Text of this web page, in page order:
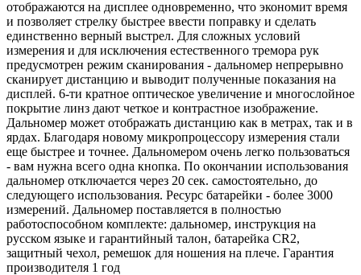
отображаются на дисплее одновременно, что экономит время
и позволяет стрелку быстрее ввести поправку и сделать
единственно верный выстрел. Для сложных условий
измерения и для исключения естественного тремора рук
предусмотрен режим сканирования - дальномер непрерывно
сканирует дистанцию и выводит полученные показания на
дисплей. 6-ти кратное оптическое увеличение и многослойное
покрытие линз дают четкое и контрастное изображение.
Дальномер может отображать дистанцию как в метрах, так и в
ярдах. Благодаря новому микропроцессору измерения стали
еще быстрее и точнее. Дальномером очень легко пользоваться
- вам нужна всего одна кнопка. По окончании использования
дальномер отключается через 20 сек. самостоятельно, до
следующего использования. Ресурс батарейки - более 3000
измерений. Дальномер поставляется в полностью
работоспособном комплекте: дальномер, инструкция на
русском языке и гарантийный талон, батарейка CR2,
защитный чехол, ремешок для ношения на плече. Гарантия
производителя 1 год